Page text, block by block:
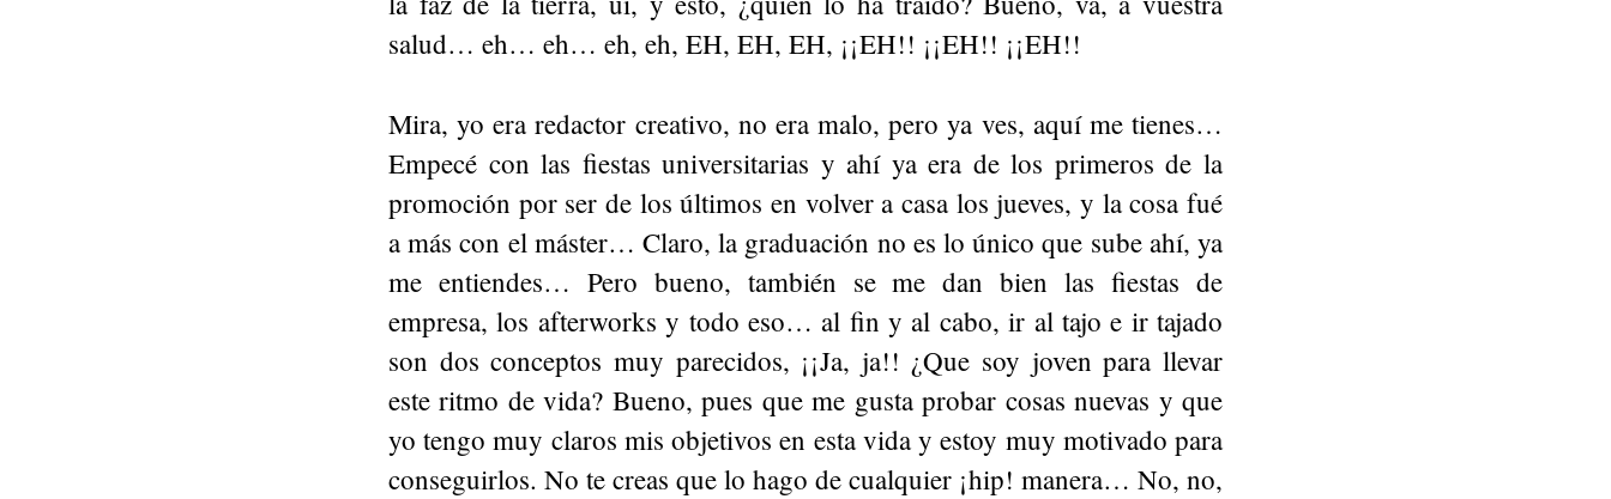
salud… eh… eh… eh, eh, EH, EH, EH, ¡¡EH!! ¡¡EH!! ¡¡EH!!
Mira, yo era redactor creativo, no era malo, pero ya ves, aquí me tienes…
Empecé con las fiestas universitarias y ahí ya era de los primeros de la
promoción por ser de los últimos en volver a casa los jueves, y la cosa fué
a más con el máster… Claro, la graduación no es lo único que sube ahí, ya
me entiendes… Pero bueno, también se me dan bien las fiestas de
empresa, los afterworks y todo eso… al fin y al cabo, ir al tajo e ir tajado
son dos conceptos muy parecidos, ¡¡Ja, ja!! ¿Que soy joven para llevar
este ritmo de vida? Bueno, pues que me gusta probar cosas nuevas y que
yo tengo muy claros mis objetivos en esta vida y estoy muy motivado para
conseguirlos. No te creas que lo hago de cualquier ¡hip! manera… No, no,